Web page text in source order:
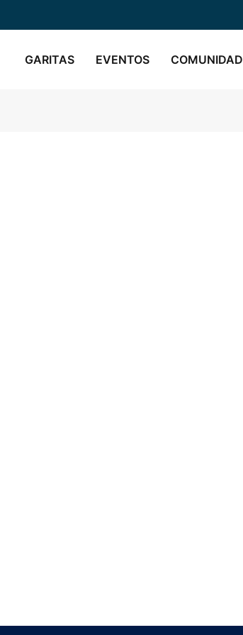
GARITAS EVENTOS COMUNIDAD